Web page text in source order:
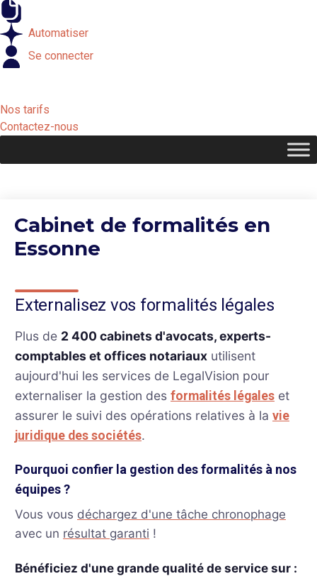
Automatiser
Se connecter
Nos tarifs
Contactez-nous
Cabinet de formalités en
Essonne
Externalisez vos formalités légales
Plus de 2 400 cabinets d'avocats, experts-
comptables et offices notariaux utilisent
aujourd'hui les services de LegalVision pour
externaliser la gestion des formalités légales et
assurer le suivi des opérations relatives à la vie
juridique des sociétés.
Pourquoi confier la gestion des formalités à nos
équipes ?
Vous vous déchargez d'une tâche chronophage
avec un résultat garanti !
Bénéficiez d'une grande qualité de service sur :